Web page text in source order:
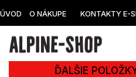
ÚVOD O NÁKUPE KONTAKTY E-
ĎALŠIE